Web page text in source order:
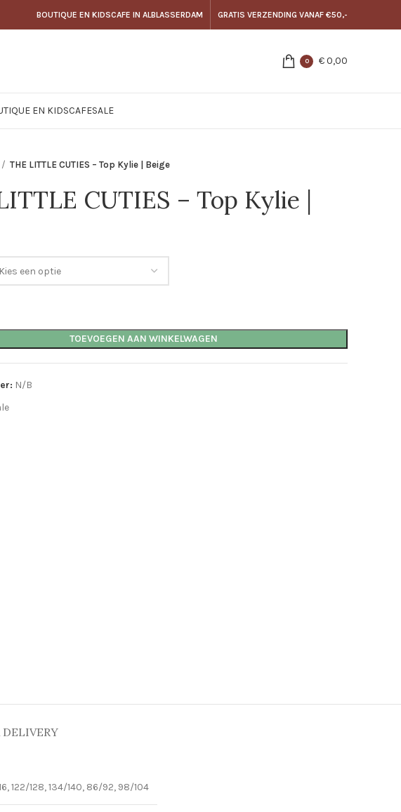
BOUTIQUE EN KIDSCAFE IN ALBLASSERDAM GRATIS VERZENDING VANAF €50,-
0 €0,00
EN KIDSCAFESALE
THE LITTLE CUTIES – Top Kylie | Beige
CUTIES – Top Kylie |
TOEVOEGEN AAN WINKELWAGEN
N/B
122/128, 134/140, 86/92, 98/104